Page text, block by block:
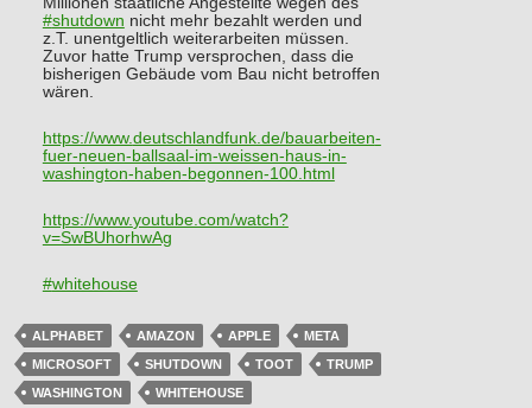
#shutdown nicht mehr bezahlt werden und
z.T. unentgeltlich weiterarbeiten müssen.
Zuvor hatte Trump versprochen, dass die
bisherigen Gebäude vom Bau nicht betroffen
wären.
https://www. deutschlandfunk.de/bauarbeiten-
fuer-neuen-ballsaal-im-weissen-haus-in-
washington-haben-begonnen-100.html
https://www. youtube.com/watch?
v=SwBUhorhwAg
#whitehouse
ALPHABET AMAZON APPLE
META
MICROSOFT
SHUTDOWN TOOT
TRUMP
WASHINGTON
WHITEHOUSE